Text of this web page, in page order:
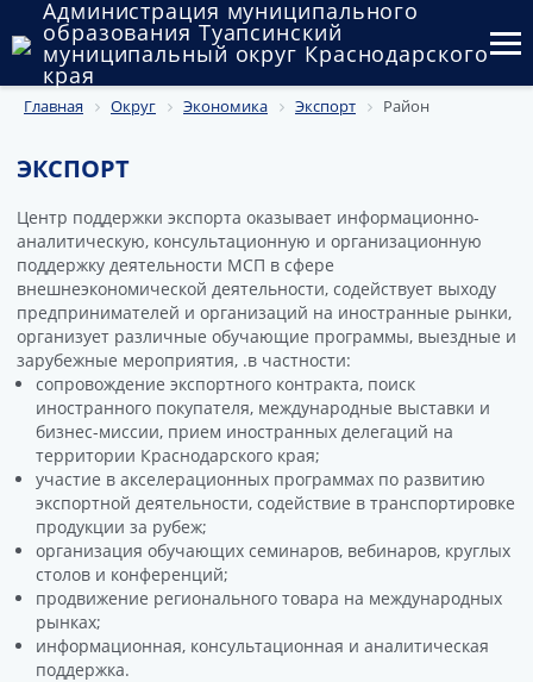
Администрация муниципального
образования Туапсинский
муниципальный округ Краснодарского
края
Округ
Администрация
Муниципальные закупки
Государственный и муниципальный контроль
Муниципальное имущество
Публичные слушания и общественные обсуждения
Документы
Главная Округ Экономика Экспорт Район
ЭКСПОРТ
Центр поддержки экспорта оказывает информационно-
аналитическую, консультационную и организационную
поддержку деятельности МСП в сфере
внешнеэкономической деятельности, содействует выходу
предпринимателей и организаций на иностранные рынки,
организует различные обучающие программы, выездные и
зарубежные мероприятия, .в частности:
сопровождение экспортного контракта, поиск
иностранного покупателя, международные выставки и
бизнес-миссии, прием иностранных делегаций на
территории Краснодарского края;
участие в акселерационных программах по развитию
экспортной деятельности, содействие в транспортировке
продукции за рубеж;
организация обучающих семинаров, вебинаров, круглых
столов и конференций;
продвижение регионального товара на международных
рынках;
информационная, консультационная и аналитическая
поддержка.